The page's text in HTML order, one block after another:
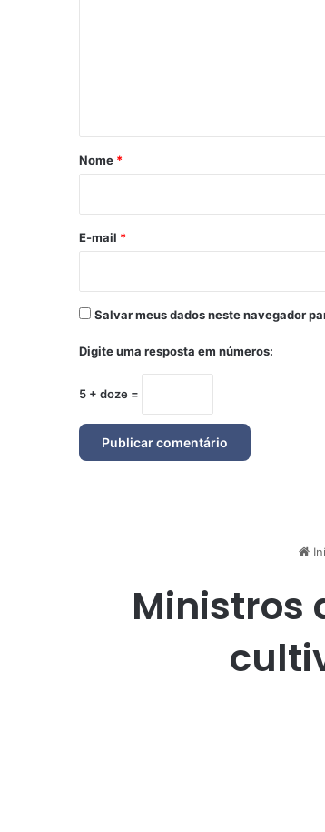
r
*
Nome *
E-mail *
Salvar meus dados neste navegador
Digite uma resposta em números:
5 + doze =